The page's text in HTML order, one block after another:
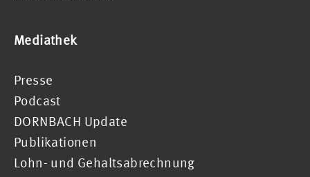
Mediathek
Presse
Podcast
DORNBACH Update
Publikationen
Lohn- und Gehaltsabrechnung